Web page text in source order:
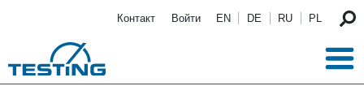
Контакт Войти EN DE RU PL